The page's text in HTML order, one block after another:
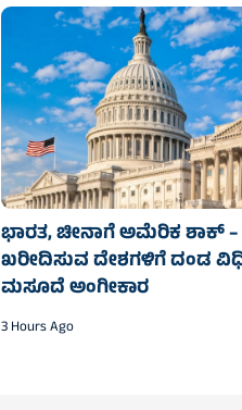
ಭಾರತ, ಚೀನಾಗೆ ಅಮೆರಿಕ ಶಾಕ್‌ –
ಖರೀದಿಸುವ ದೇಶಗಳಿಗೆ ದಂಡ
ಮಸೂದೆ ಅಂಗೀಕಾರ
3 Hours Ago